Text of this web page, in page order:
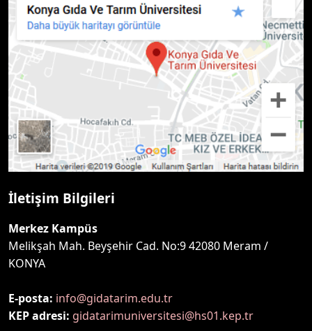
İletişim Bilgileri
Merkez Kampüs
Melikşah Mah. Beyşehir Cad. No:9 42080 Meram /
KONYA
E-posta: info@gidatarim.edu.tr
KEP adresi: gidatarimuniversitesi@hs01.kep.tr